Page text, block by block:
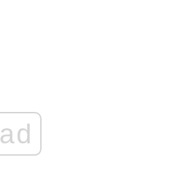
ad